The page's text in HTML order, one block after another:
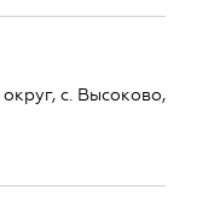
с. Высоково,